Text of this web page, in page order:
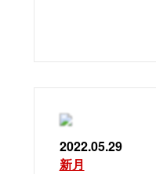
2022.05.29
新月